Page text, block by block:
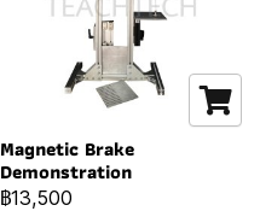
Magnetic Brake
Demonstration
฿13,500